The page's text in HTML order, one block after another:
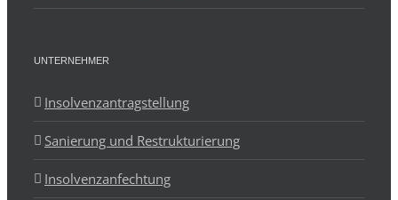
UNTERNEHMER
Insolvenzantragstellung
Sanierung und Restrukturierung
Insolvenzanfechtung